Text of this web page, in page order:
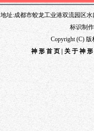
地址:成都市蛟龙工业港双流园区水
标识制
Copyright (C)
神形首页
关于神形